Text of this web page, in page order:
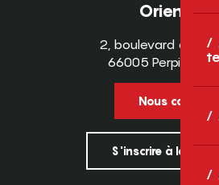
2, boulevard des
66005 Perpignan
Nous contacter
S'inscrire à la